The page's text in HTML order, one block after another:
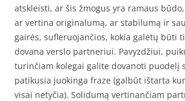
atskleisti, ar šis žmogus yra ramaus
ar vertina originalumą, ar stabilumą ir
gairės, sufleruojančios, kokia galėtų būti
dovana verslo partneriui. Pavyzdžiui,
turinčiam kolegai galite dovanoti puodelį
patikusia juokinga fraze (galbūt ištarta
visai netyčia). Solidumą vertinančiam